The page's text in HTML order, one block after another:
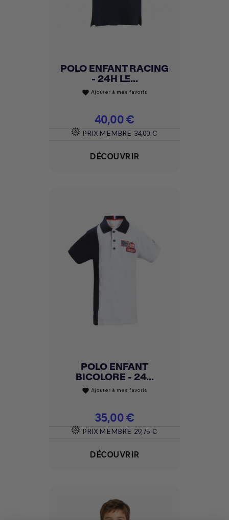
POLO ENFANT RACING
- 24H LE...
favorite Ajouter à mes favoris
Prix
40,00 €
PRIX MEMBRE 34,00 €
DÉCOUVRIR
POLO ENFANT
BICOLORE - 24...
favorite Ajouter à mes favoris
Prix
35,00 €
PRIX MEMBRE 29,75 €
DÉCOUVRIR